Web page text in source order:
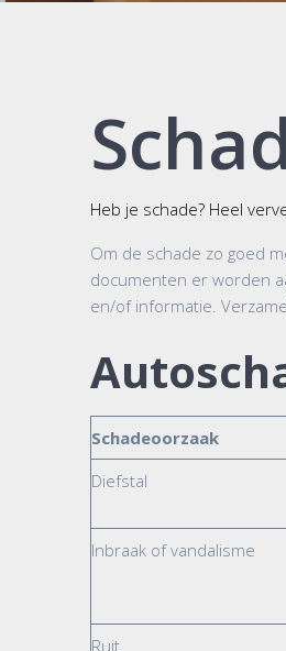
Heb je schade? Heel
Om de schade zo goed
documenten er worden
en/of informatie.
Schadeoorzaak
Diefstal
Inbraak of vandalisme
Ruit